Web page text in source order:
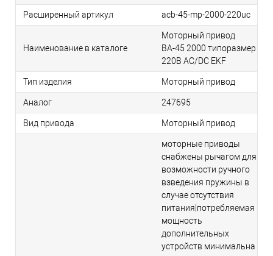
Расширенный артикул acb-45-mp-2000-220uc
Наименование в каталоге
Моторный привод
ВА-45 2000 типоразмер
220В AC/DC EKF
Тип изделия Моторный привод
Аналог 247695
Вид привода Моторный привод
моторные приводы
снабжены рычагом для
возможности ручного
взведения пружины в
случае отсутствия
питания|потребляемая
мощность
дополнительных
устройств минимальна